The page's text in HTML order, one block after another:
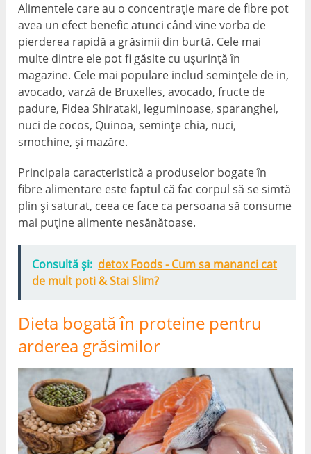
Alimentele care au o concentrație mare de fibre pot
avea un efect benefic atunci când vine vorba de
pierderea rapidă a grăsimii din burtă. Cele mai
multe dintre ele pot fi găsite cu ușurință în
magazine. Cele mai populare includ semințele de in,
avocado, varză de Bruxelles, avocado, fructe de
padure, Fidea Shirataki, leguminoase, sparanghel,
nuci de cocos, Quinoa, semințe chia, nuci,
smochine, și mazăre.
Principala caracteristică a produselor bogate în
fibre alimentare este faptul că fac corpul să se simtă
plin și saturat, ceea ce face ca persoana să consume
mai puține alimente nesănătoase.
Consultă și: detox Foods - Cum sa mananci cat
de mult poti & Stai Slim?
Dieta bogată în proteine ​​pentru
arderea grăsimilor